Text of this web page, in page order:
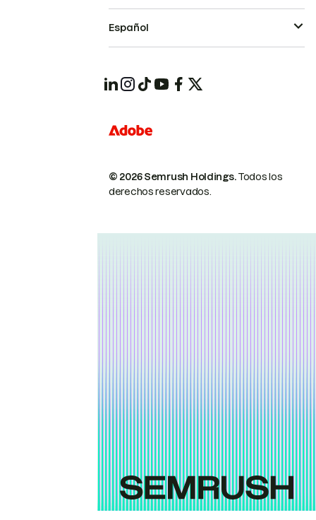
© 2026 Semrush Holdings.Todos los
derechos reservados.
Español